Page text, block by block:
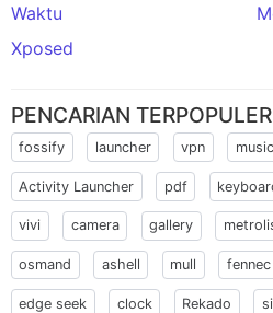
Waktu
Xposed
PENCARIAN TERPOPULER
fossify launcher vpn music
Activity Launcher pdf
vivi camera gallery
osmand ashell mull fennec
edge seek clock Rekado